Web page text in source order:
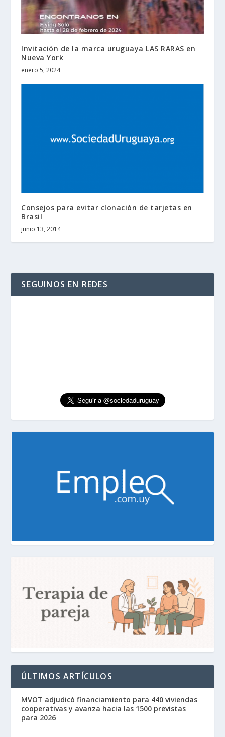
Invitación de la marca uruguaya LAS RARAS en
Nueva York
enero 5, 2024
Consejos para evitar clonación de tarjetas en
Brasil
junio 13, 2014
SEGUINOS EN REDES
ÚLTIMOS ARTÍCULOS
MVOT adjudicó financiamiento para 440 viviendas
cooperativas y avanza hacia las 1500 previstas
para 2026